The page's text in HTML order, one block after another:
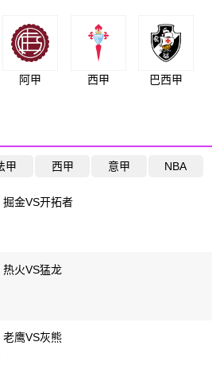
阿甲 西甲 巴西甲
甲 西甲 意甲 NBA
金VS开拓者
火VS猛龙
鹰VS灰熊